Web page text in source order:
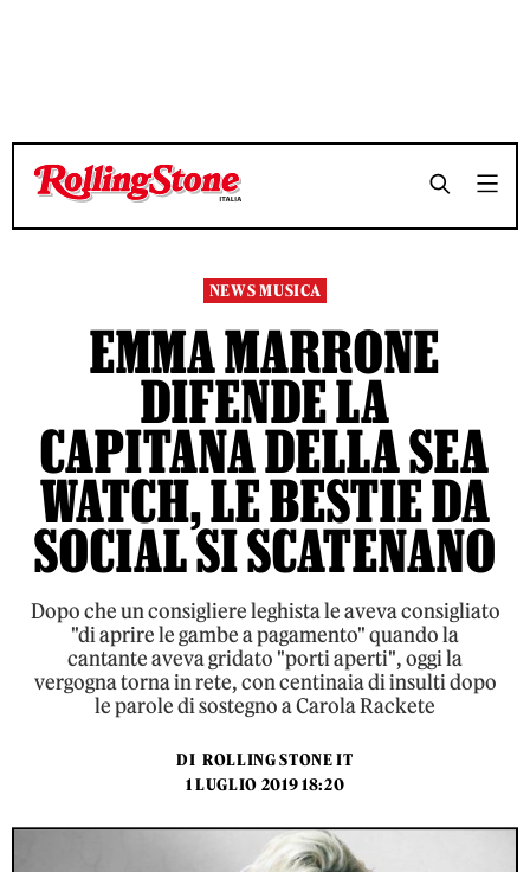
TEMPO DI LETTURA 4 MINUTI SHARE
TEMPO DI LETTURA 4 MINUTI SHARE
NEWS MUSICA
EMMA MARRONE
DIFENDE LA
CAPITANA DELLA SEA
WATCH, LE BESTIE DA
SOCIAL SI SCATENANO
Dopo che un consigliere leghista le aveva consigliato
"di aprire le gambe a pagamento" quando la
cantante aveva gridato "porti aperti", oggi la
vergogna torna in rete, con centinaia di insulti dopo
le parole di sostegno a Carola Rackete
DI ROLLING STONE IT
1 LUGLIO 2019 18:20